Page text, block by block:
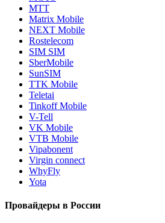
MTT
Matrix Mobile
NEXT Mobile
Rostelecom
SIM SIM
SberMobile
SunSIM
TTK Mobile
Teletai
Tinkoff Mobile
V-Tell
VK Mobile
VTB Mobile
Vipabonent
Virgin connect
WhyFly
Yota
Провайдеры в России